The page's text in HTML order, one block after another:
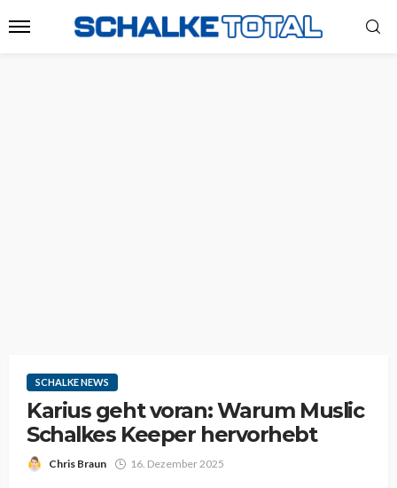
SCHALKE NEWS
Karius geht voran: Warum Muslic
Schalkes Keeper hervorhebt
Chris Braun 16. Dezember 2025